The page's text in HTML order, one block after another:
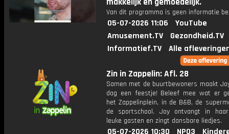
Van dit programma is geen informatie
05-07-2026 11:06
YouTube
Amusement.TV
Gezondheid.TV
Informatief.TV
Alle
Zin in Zappelin: Afl. 28
Samen met de buurtbewoners maakt
dag een feestje! Beleef mee wat er
het Zappelinplein, in de B&B, de
de sportschool. Joy ontvangt in
leuke gasten en zingt dansbare liedjes.
05-07-2026 10:30 NPO3